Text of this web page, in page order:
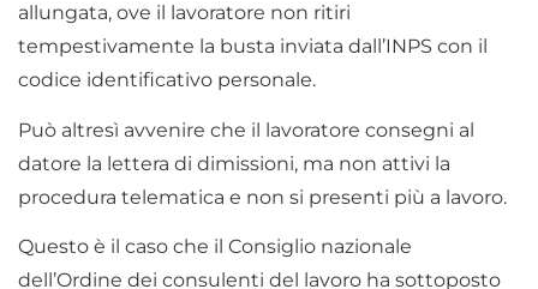
allungata, ove il lavoratore non ritiri
tempestivamente la busta inviata dall’INPS con il
codice identificativo personale.
Può altresì avvenire che il lavoratore consegni al
datore la lettera di dimissioni, ma non attivi la
procedura telematica e non si presenti più a lavoro.
Questo è il caso che il Consiglio nazionale
dell’Ordine dei consulenti del lavoro ha sottoposto